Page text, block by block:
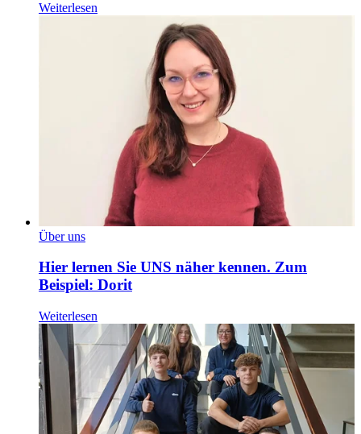
Weiterlesen
Über uns
Hier lernen Sie UNS näher kennen. Zum
Beispiel: Dorit
Weiterlesen